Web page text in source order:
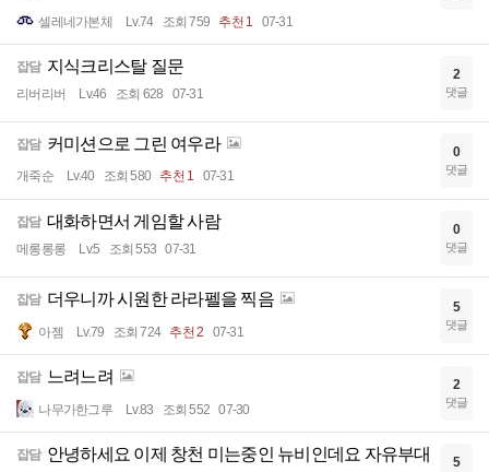
셀레네가본체 Lv.74 조회 759 추천 1 07-31
잡담 지식크리스탈 질문
리버리버 Lv.46 조회 628 07-31
2
댓글
잡담 커미션으로 그린 여우라
개죽순 Lv.40 조회 580 추천 1 07-31
0
댓글
잡담 대화하면서 게임할 사람
메롱롱롱 Lv.5 조회 553 07-31
0
댓글
잡담 더우니까 시원한 라라펠을 찍음
아젬 Lv.79 조회 724 추천 2 07-31
5
댓글
잡담 느려느려
나무가한그루 Lv.83 조회 552 07-30
2
댓글
잡담 안녕하세요 이제 창천 미는중인 뉴비인데요 자유부대 5